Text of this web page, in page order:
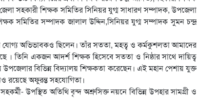
সহকারী শিক্ষক সমিতির সিনিয়র যুগ্ম সাধারণ সম্পাদক, উপজেলা
সমিতির সম্পাদক জালাল উদ্দিন,সিনিয়র যুগ্ম সম্পাদক সুমন চন্দ্র
যোগ্য অভিভাবকও ছিলেন। তাঁর সততা, মহত্ব ও কর্মকুশলতা আমাদের
। তিনি একজন আদর্শ শিক্ষক হিসেবে সততা ও নিষ্ঠার সাথে দায়িত্ব
বিভিন্ন বিদ্যালয় শিক্ষকতা করেছেন। এই মহান পেশায় যুক্ত
রয়েছে অফুরন্ত সহযোগিতা।
উপস্থিত অতিথি বৃন্দ অশ্রুসিক্ত নয়নে বিভিন্ন উপহার সামগ্রী ও